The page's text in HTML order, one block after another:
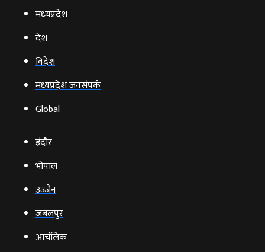
मध्‍यप्रदेश
देश
विदेश
मध्यप्रदेश जनसंपर्क
Global
इंदौर
भोपाल
उज्‍जैन
जबलपुर
आचंलिक